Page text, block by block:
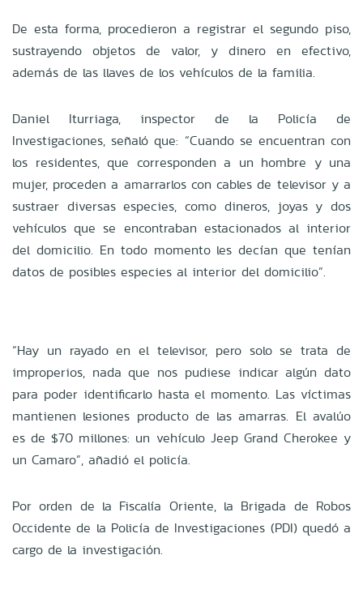
De esta forma, procedieron a registrar el segundo piso,
sustrayendo objetos de valor, y dinero en efectivo,
además de las llaves de los vehículos de la familia.
Daniel Iturriaga, inspector de la Policía de
Investigaciones, señaló que: “Cuando se encuentran con
los residentes, que corresponden a un hombre y una
mujer, proceden a amarrarlos con cables de televisor y a
sustraer diversas especies, como dineros, joyas y dos
vehículos que se encontraban estacionados al interior
del domicilio. En todo momento les decían que tenían
datos de posibles especies al interior del domicilio”.
“Hay un rayado en el televisor, pero solo se trata de
improperios, nada que nos pudiese indicar algún dato
para poder identificarlo hasta el momento. Las víctimas
mantienen lesiones producto de las amarras. El avalúo
es de $70 millones: un vehículo Jeep Grand Cherokee y
un Camaro”, añadió el policía.
Por orden de la Fiscalía Oriente, la Brigada de Robos
Occidente de la Policía de Investigaciones (PDI) quedó a
cargo de la investigación.